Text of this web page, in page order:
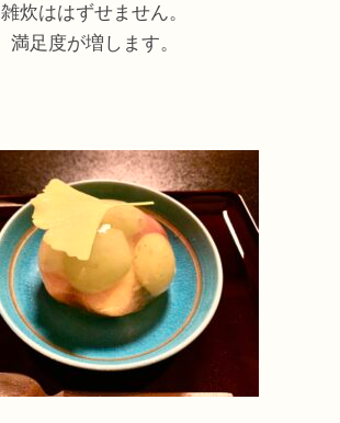
雑炊ははずせません。
満足度が増します。